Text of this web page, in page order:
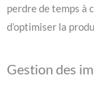
perdre de temps à
d’optimiser la
Gestion des